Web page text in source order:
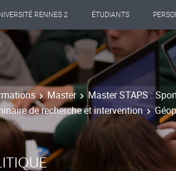
RENNES 2 ÉTUDIANTS
Master
Master STAPS :
de recherche et intervention